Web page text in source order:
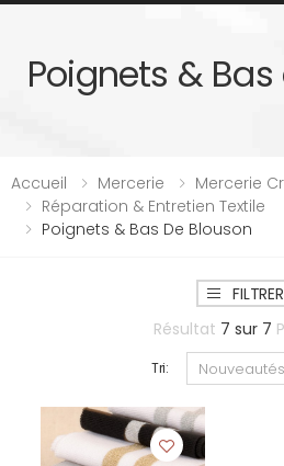
Poignets &
Accueil Mercerie
Mercerie
Réparation & Entretien Textile
Poignets & Bas De Blouson
FILTRER
Résultat 7 sur 7
Tri: